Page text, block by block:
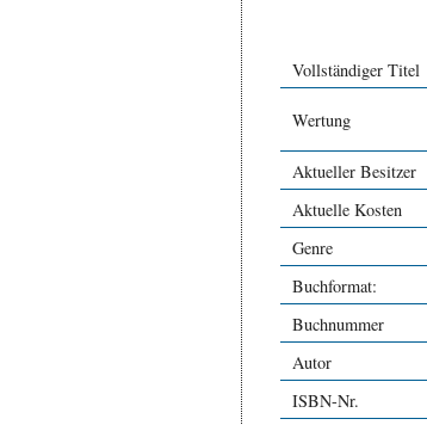
Vollständiger Titel
Wertung
Aktueller Besitzer
Aktuelle Kosten
Genre
Buchformat:
Buchnummer
Autor
ISBN-Nr.